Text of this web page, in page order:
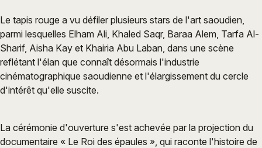
Le tapis rouge a vu défiler plusieurs stars de l'art saoudien,
parmi lesquelles Elham Ali, Khaled Saqr, Baraa Alem, Tarfa Al-
Sharif, Aisha Kay et Khairia Abu Laban, dans une scène
reflétant l'élan que connaît désormais l'industrie
cinématographique saoudienne et l'élargissement du cercle
d'intérêt qu'elle suscite.
La cérémonie d'ouverture s'est achevée par la projection du
documentaire « Le Roi des épaules », qui raconte l'histoire de